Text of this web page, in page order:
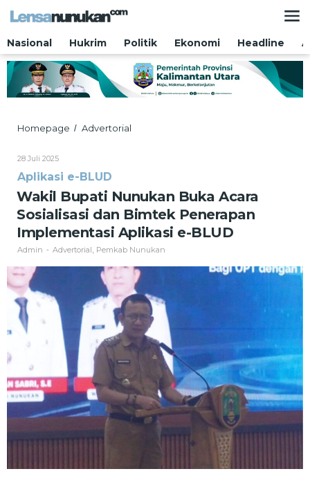
Nasional
Hukrim Politik Ekonomi Headline
Homepage / Advertorial
Sosialisasi
dan
Bimtek
Penerapan
Implementasi
Aplikasi
BLUD
28 Juli 2025Oleh
Aplikasi e-BLUD
Wakil Bupati Nunukan Buka Acara
Sosialisasi dan Bimtek Penerapan
Implementasi Aplikasi e-BLUD
Admin - Advertorial Pemkab Nunukan